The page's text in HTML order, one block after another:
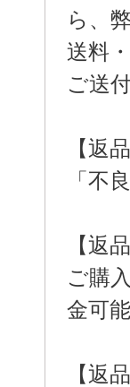
ら、
送料
ご送
【返
「不
【返
ご購
金可
【返